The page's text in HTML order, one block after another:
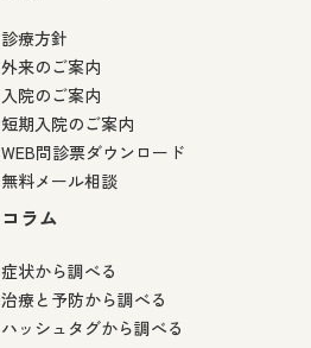
診療方針
外来のご案内
入院のご案内
短期入院のご案内
WEB問診票ダウンロード
無料メール相談
コラム
症状から調べる
治療と予防から調べる
ハッシュタグから調べる